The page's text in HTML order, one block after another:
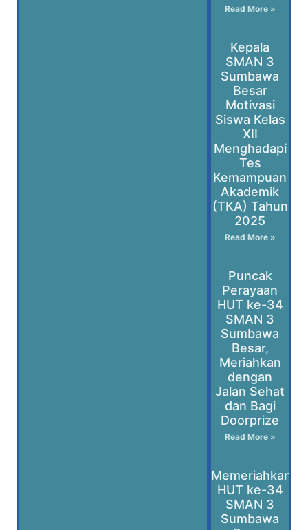
Read More »
Kepala
SMAN 3
Sumbawa
Besar
Motivasi
Siswa Kelas
XII
Menghadapi
Tes
Kemampuan
Akademik
(TKA) Tahun
2025
Read More »
Puncak
Perayaan
HUT ke-34
SMAN 3
Sumbawa
Besar,
Meriahkan
dengan
Jalan Sehat
dan Bagi
Doorprize
Read More »
Memeriahkan
HUT ke-34
SMAN 3
Sumbawa